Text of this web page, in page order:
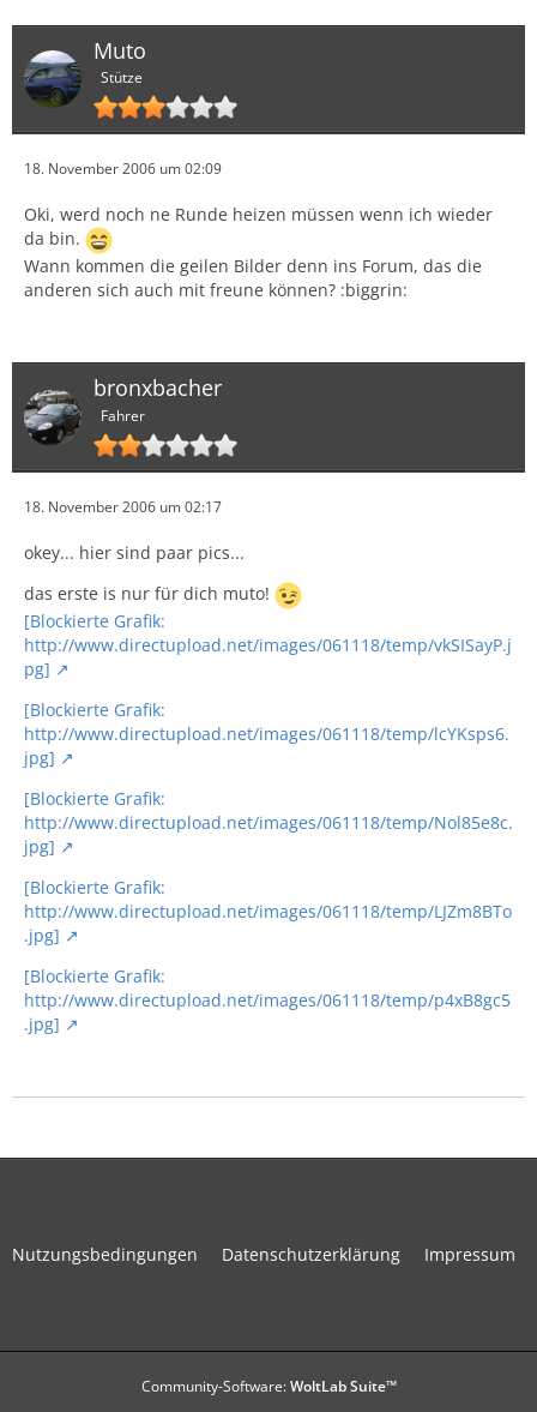
Muto
Stütze
18. November 2006 um 02:09
Oki, werd noch ne Runde heizen müssen wenn ich wieder
da bin.
Wann kommen die geilen Bilder denn ins Forum, das die
anderen sich auch mit freune können? :biggrin:
bronxbacher
Fahrer
18. November 2006 um 02:17
okey... hier sind paar pics...
das erste is nur für dich muto!
[Blockierte Grafik:
http://www.directupload.net/images/061118/temp/vkSISayP.j
pg]
[Blockierte Grafik:
http://www.directupload.net/images/061118/temp/lcYKsps6.
jpg]
[Blockierte Grafik:
http://www.directupload.net/images/061118/temp/Nol85e8c.
jpg]
[Blockierte Grafik:
http://www.directupload.net/images/061118/temp/LJZm8BTo
.jpg]
[Blockierte Grafik:
http://www.directupload.net/images/061118/temp/p4xB8gc5
.jpg]
Nutzungsbedingungen Datenschutzerklärung Impressum
Community-Software:WoltLab Suite™